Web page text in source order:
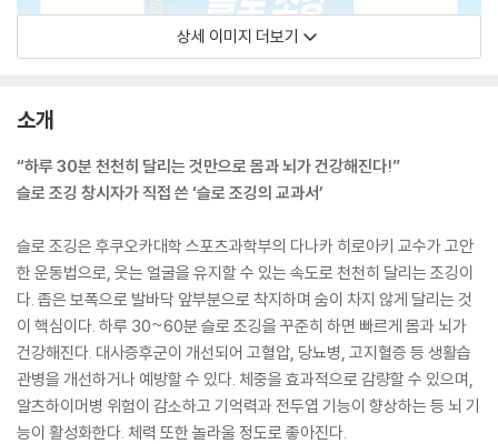
상세 이미지 더보기
소개
“하루 30분 천천히 달리는 것만으로 몸과 뇌가 건강해진다!”
슬로 조깅 창시자가 직접 쓴 ‘슬로 조깅의 교과서’
슬로 조깅은 후쿠오카대학 스포츠과학부의 다나카 히로아키 교수가 고안
한 운동법으로, 웃는 얼굴을 유지할 수 있는 속도로 천천히 달리는 조깅이
다. 좁은 보폭으로 발바닥 앞부분으로 착지하며 숨이 차지 않게 달리는 것
이 핵심이다. 하루 30~60분 슬로 조깅을 꾸준히 하면 빠르게 몸과 뇌가
건강해진다. 대사증후군이 개선되어 고혈압, 당뇨병, 고지혈증 등 생활습
관병을 개선하거나 예방할 수 있다. 체중을 효과적으로 감량할 수 있으며,
알츠하이머병 위험이 감소하고 기억력과 전두엽 기능이 향상하는 등 뇌 기
능이 활성화한다. 체력 또한 놀라울 정도로 좋아진다.